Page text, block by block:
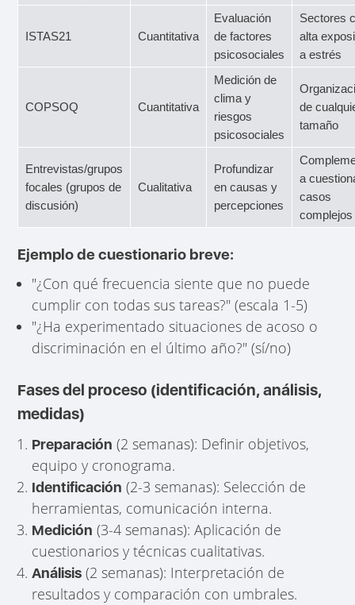
ISTAS21 Cuantitativa
Evaluación
de factores
psicosociales
Sectores
alta
a estrés
COPSOQ Cuantitativa
Medición de
clima y
riesgos
psicosociales
de
tamaño
Entrevistas/grupos
focales (grupos de
discusión)
Cualitativa
Profundizar
en causas y
percepciones
a
casos
complejos
Ejemplo de cuestionario breve:
"¿Con qué frecuencia siente que no puede
cumplir con todas sus tareas?" (escala 1-5)
"¿Ha experimentado situaciones de acoso o
discriminación en el último año?" (sí/no)
Fases del proceso (identificación, análisis,
medidas)
Preparación (2 semanas): Definir objetivos,
equipo y cronograma.
Identificación (2-3 semanas): Selección de
herramientas, comunicación interna.
Medición (3-4 semanas): Aplicación de
cuestionarios y técnicas cualitativas.
Análisis (2 semanas): Interpretación de
resultados y comparación con umbrales.